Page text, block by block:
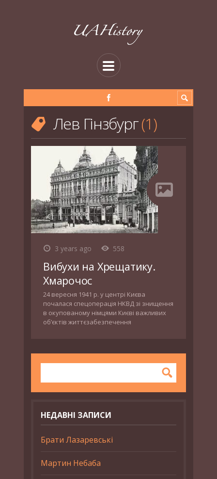
Лев Гінзбург 1
3 years ago 558
Вибухи на Хрещатику.
Хмарочос
24 вересня 1941 р. у центрі Києва
почалася спецоперація НКВД зі знищення
в окупованому німцями Києві важливих
об’єктів життєзабезпечення
НЕДАВНІ ЗАПИСИ
Брати Лазаревські
Мартин Небаба